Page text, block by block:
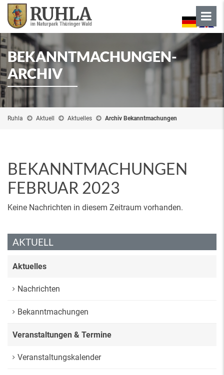
BEKANNTMACHUNGEN-
ARCHIV
Ruhla Aktuell Aktuelles Archiv Bekanntmachungen
BEKANNTMACHUNGEN
FEBRUAR 2023
Keine Nachrichten in diesem Zeitraum vorhanden.
AKTUELL
Aktuelles
Nachrichten
Bekanntmachungen
Veranstaltungen & Termine
Veranstaltungskalender